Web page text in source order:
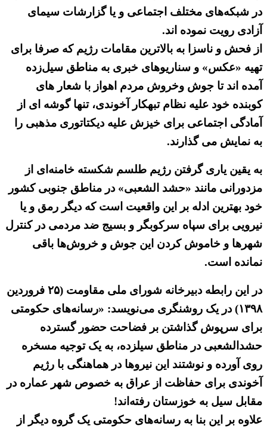
در شبکه‌های مختلف اجتماعی و یا گزارشات سیمای
آزادی رویت نموده اند.
از فحش و ناسزا به بالاترین مقامات رژیم که صرفا برای
تهیه «عکس» و سناریوهای خبری به مناطق سیل‌زده
آمده اند تا جوش وخروش مردم اهواز با شعار های
کوبنده خود علیه نظام تبهکار آخوندی، تنها گوشه ای از
آمادگی اجتماعی برای خیزش علیه دیکتاتوری مذهبی را
به نمایش می گذارند.
به یقین یاری گرفتن رژیم طلسم شکسته خامنه‌ای از
مزدورانی مانند «حشد الشعبی» در مناطق جنوبی کشور
خود بهترین ادله بر این واقعیت است که دیگر رمق و یا
نیرویی برای سپاه سرکوبگر و بسیج ضد مردمی در کنترل
شهرها و خاموش کردن این جوش و خروش‌ها باقی
نمانده است.
در این رابطه دبیرخانه شورای ملی مقاومت (۲۵ فروردین
۱۳۹۸) در یک روشنگری می‌نویسد: «رسانه‌های حکومتی
برای سرپوش گذاشتن بر فضاحت حضور گسترده
حشدالشعبی در مناطق سیلزده، به یک توجیه مسخره
روی آورده و نوشتند این نیروها در هماهنگی با رژیم
آخوندی برای حفاظت از عراق به خصوص شهر عماره در
مقابل سیل به خوزستان رفته‌اند!
علاوه بر این بنا به رسانه‌های حکومتی یک گروه دیگر از